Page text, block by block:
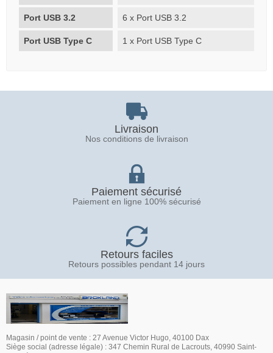
Port USB 3.2 6 x Port USB 3.2
Port USB Type C 1 x Port USB Type C
Livraison
Nos conditions de livraison
Paiement sécurisé
Paiement en ligne 100% sécurisé
Retours faciles
Retours possibles pendant 14 jours
Magasin / point de vente : 27 Avenue Victor Hugo, 40100 Dax
Siège social (adresse légale) : 347 Chemin Rural de Lacrouts, 40990 Saint-